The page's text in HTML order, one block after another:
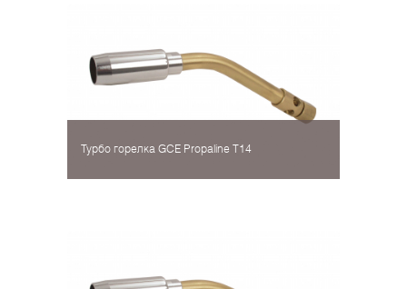
Турбо горелка GCE Propaline Т14